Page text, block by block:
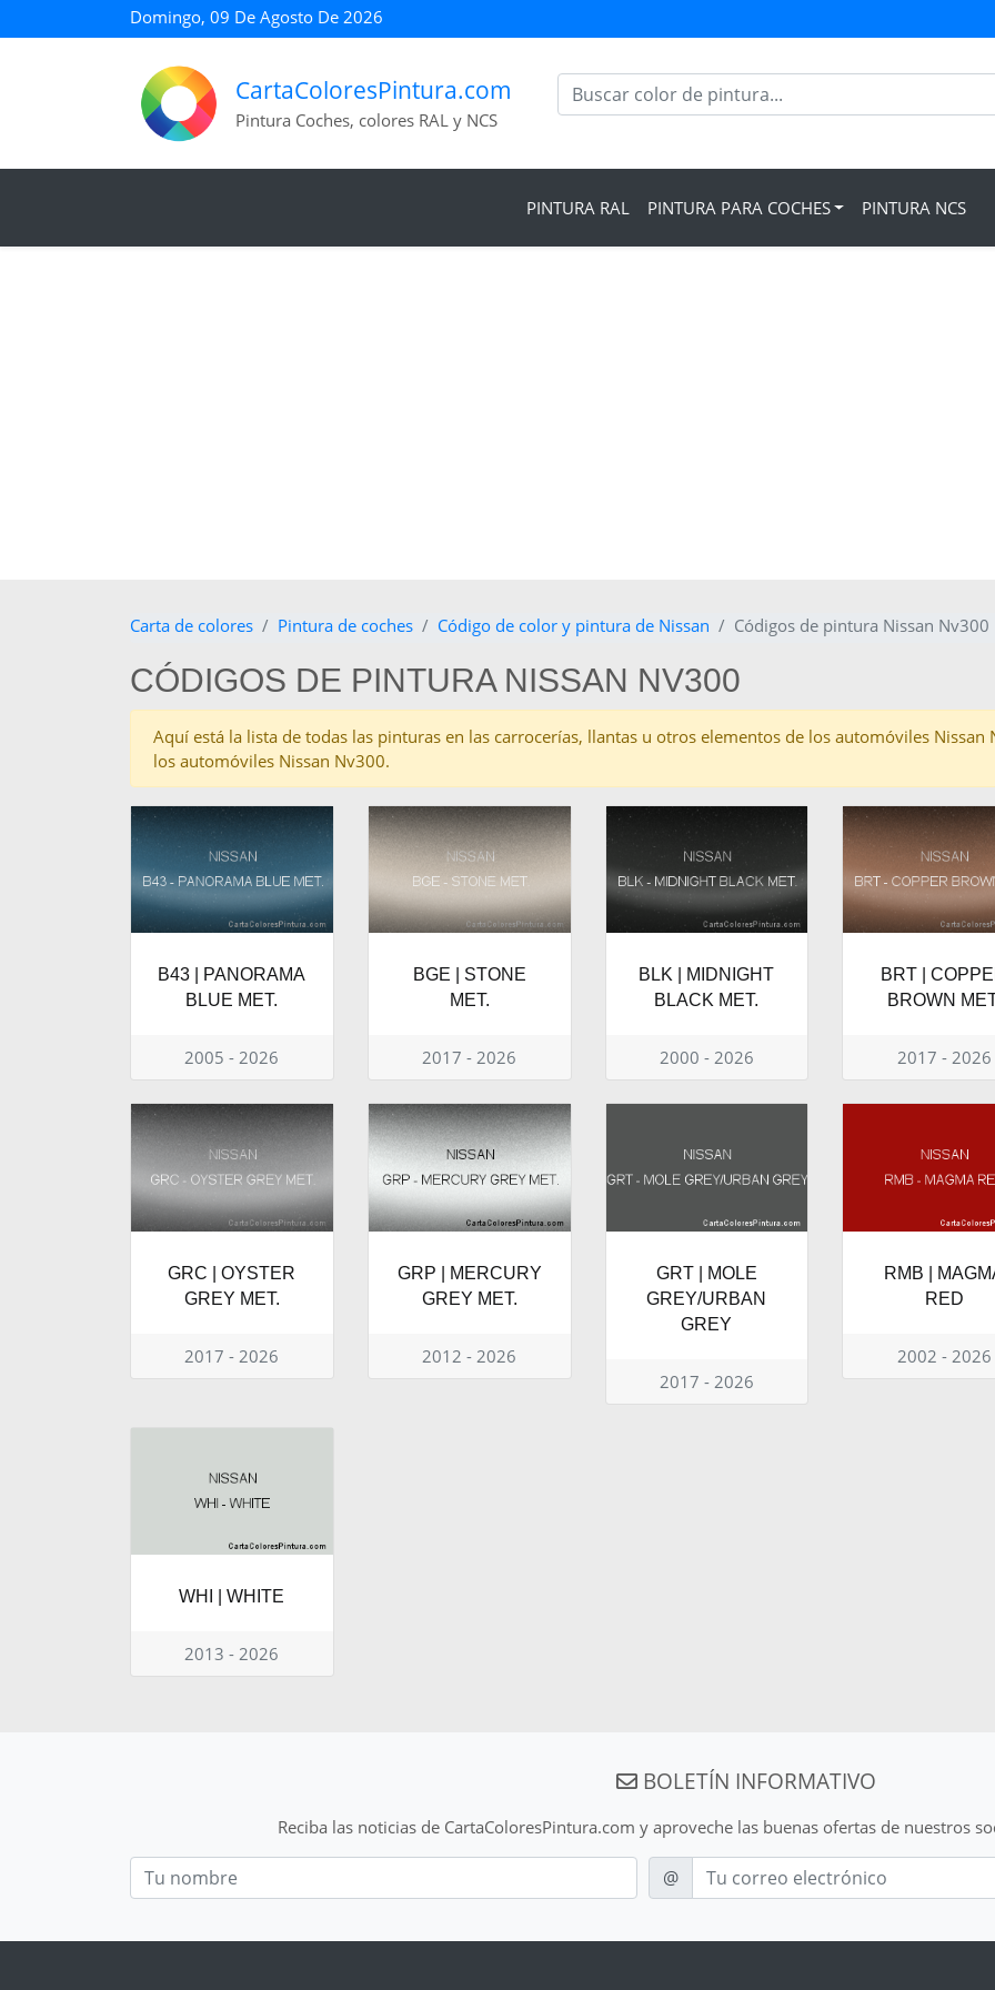
Domingo, 09 De Agosto De 2026
CartaColoresPintura.com
Pintura Coches, colores RAL y NCS
PINTURA RAL PINTURA PARA COCHES PINTURA NCS
Carta de colores Pintura de coches Código de color y pintura de Nissan Códigos de pintura Nissan Nv300
CÓDIGOS DE PINTURA NISSAN NV300
Aquí está la lista de todas las pinturas en las carrocerías, llantas u otros elementos de los automóviles
los automóviles Nissan Nv300.
B43 | PANORAMA
BLUE MET.
2005 - 2026
BGE | STONE
MET.
2017 - 2026
BLK | MIDNIGHT
BLACK MET.
2000 - 2026
BRT |
BROWN
2017 - 2026
GRC | OYSTER
GREY MET.
2017 - 2026
GRP | MERCURY
GREY MET.
2012 - 2026
GRT | MOLE
GREY/URBAN
GREY
2017 - 2026
RMB |
RED
2002 - 2026
WHI | WHITE
2013 - 2026
BOLETÍN INFORMATIVO
Reciba las noticias de CartaColoresPintura.com y aproveche las buenas ofertas de nuestros
Nom
E-mail
@